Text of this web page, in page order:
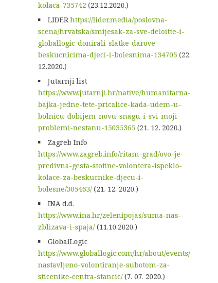
kolaca-735742(23.12.2020.)
LIDERhttps://lider.media/poslovna-
scena/hrvatska/smijesak-za-sve-deloitte-i-
globallogic-donirali-slatke-darove-
beskucnicima-djeci-i-bolesnima-134705 (22.
12.2020.)
Jutarnji list
https://www.jutarnji.hr/native/humanitarna-
bajka-jedne-tete-pricalice-kada-udem-u-
bolnicu-dobijem-novu-snagu-i-svi-moji-
problemi-nestanu-15035365 (21. 12. 2020.)
Zagreb Info
https://www.zagreb.info/ritam-grad/ovo-je-
predivna-gesta-stotine-volontera-ispeklo-
kolace-za-beskucnike-djecu-i-
bolesne/305463/(21. 12. 2020.)
INA d.d.
https://www.ina.hr/zelenipojas/suma-nas-
zblizava-i-spaja/(11.10.2020.)
GlobalLogic
https://www.globallogic.com/hr/about/events/
nastavljeno-volontiranje-subotom-za-
sticenike-centra-stancic/(7. 07. 2020.)